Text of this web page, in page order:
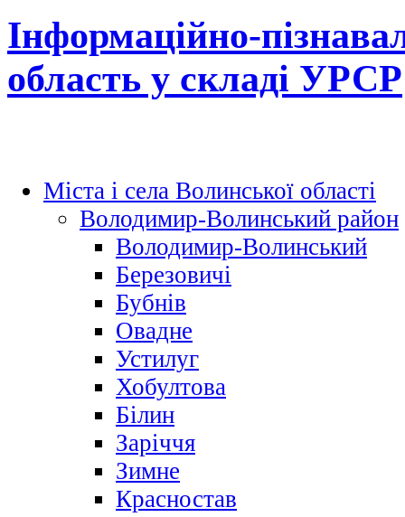
Інформаційно-
область у складі УРСР
Міста і села Волинської області
Володимир-Волинський район
Володимир-Волинський
Березовичі
Бубнів
Овадне
Устилуг
Хобултова
Білин
Заріччя
Зимне
Красностав